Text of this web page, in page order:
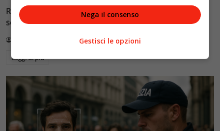
Reflect Orbital: gli specchi spaziali che promettono il
sole di notte (per 5mila dollari l’ora)
4 Agosto 2026
Leggi di più
Nega il consenso
Gestisci le opzioni